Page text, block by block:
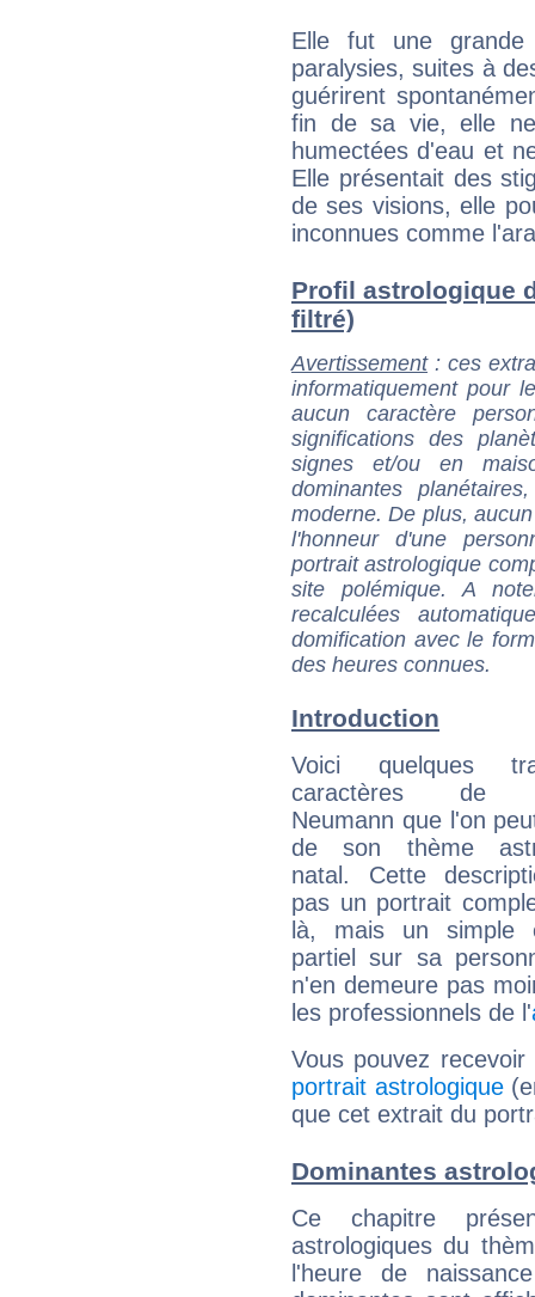
Elle fut une grande
paralysies, suites à
guérirent
fin de sa vie, elle
humectées d'eau et
Elle présentait des
de ses visions, elle
inconnues comme
Profil astrologique
filtré)
Avertissement: ces
informatiquement pour
aucun caractère
significations des
signes et/ou en
dominantes
moderne. De plus,
l'honneur d'une
portrait astrologique
site polémique. A
recalculées
domification avec le
des heures connues.
Introduction
Voici quelques
caractères de
Neumann que l'on
de son thème
natal. Cette
pas un portrait
là, mais un simple
partiel sur sa
n'en demeure pas
les professionnels de l'
Vous pouvez
portrait astrologique
que cet extrait du
Dominantes
Ce chapitre
astrologiques du
l'heure de